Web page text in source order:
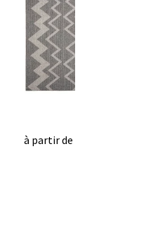
à partir de